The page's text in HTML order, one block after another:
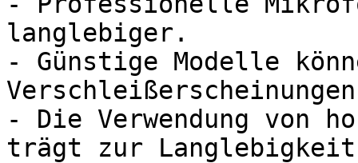
langlebiger.
- Günstige Modelle
- Die Verwendung von
trägt zur